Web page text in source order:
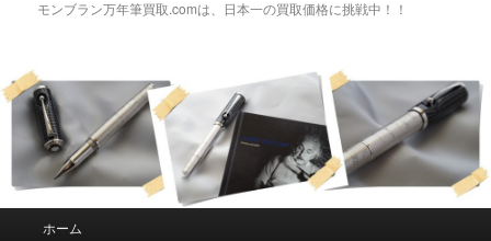
モンブラン万年筆買取.comは、日本一の買取価格に挑戦中！！
メインコンテンツへ移動
サブコンテンツへ移動
ホーム